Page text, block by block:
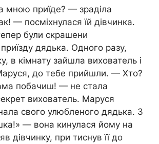
мною приїде? — зраділа
— посміхнулася їй дівчинка.
були скрашени
дядька. Одного разу,
в кімнату зайшла вихователь і
до тебе прийшли. — Хто?
побачиш! — не стала
вихователь. Маруся
свого улюбленого дядька. З
— вона кинулася йому на
дівчинку, при тиснув її до